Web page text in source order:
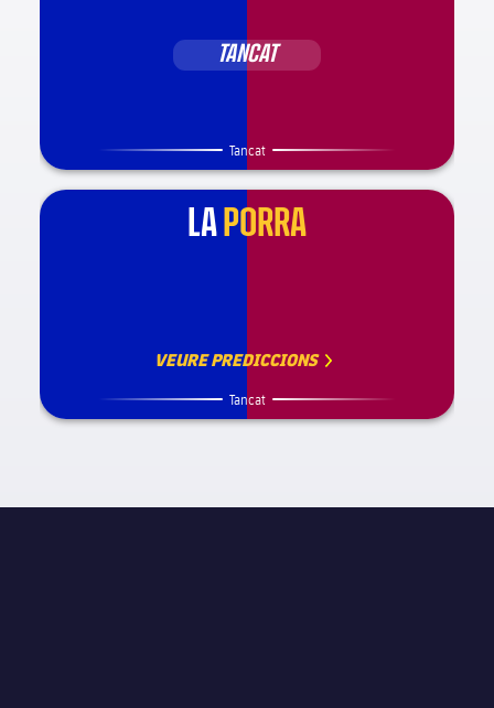
TANCAT
Tancat
LA PORRA
VEURE PREDICCIONS
Tancat